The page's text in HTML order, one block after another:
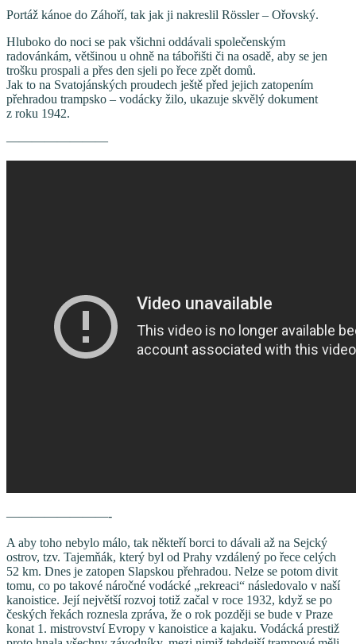
Portáž kánoe do Záhoří, tak jak ji nakreslil Rössler – Ořovský.
Hluboko do noci se pak všichni oddávali společenským
radovánkám, většinou u ohně na tábořišti či na osadě, aby se jen
trošku prospali a přes den sjeli po řece zpět domů.
Jak to na Svatojánských proudech ještě před jejich zatopením
přehradou trampsko – vodácky žilo, ukazuje skvělý dokument
z roku 1942.
————————
————————-
A aby toho nebylo málo, tak někteří borci to dávali až na Sejcký
ostrov, tzv. Tajemňák, který byl od Prahy vzdálený po řece celých
52 km. Dnes je zatopen Slapskou přehradou. Nelze se potom divit
tomu, co po takové náročné vodácké „rekreaci“ následovalo v naší
kanoistice. Její největší rozvoj totiž začal v roce 1932, když se po
českých řekách roznesla zpráva, že o rok později se bude v Praze
konat 1. mistrovství Evropy v kanoistice a kajaku. Vodácká prestiž